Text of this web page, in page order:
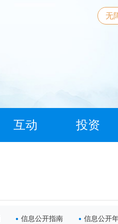
无
互动 投资
信息公开指南 信息公开